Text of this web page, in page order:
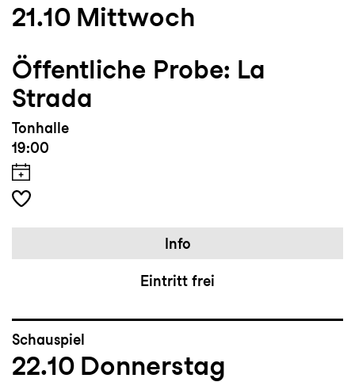
21.10 Mittwoch
Öffentliche Probe: La
Strada
Tonhalle
19:00
Info
Eintritt frei
Schauspiel
22.10 Donnerstag